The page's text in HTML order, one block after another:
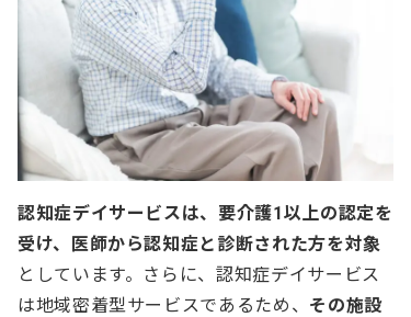
認知症デイサービスは、要介護1以上の認定を
受け、医師から認知症と診断された方を対象
としています。さらに、認知症デイサービス
は地域密着型サービスであるため、 その施設